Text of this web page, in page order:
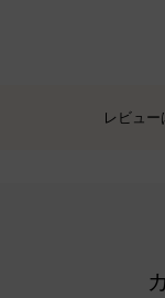
レビュー